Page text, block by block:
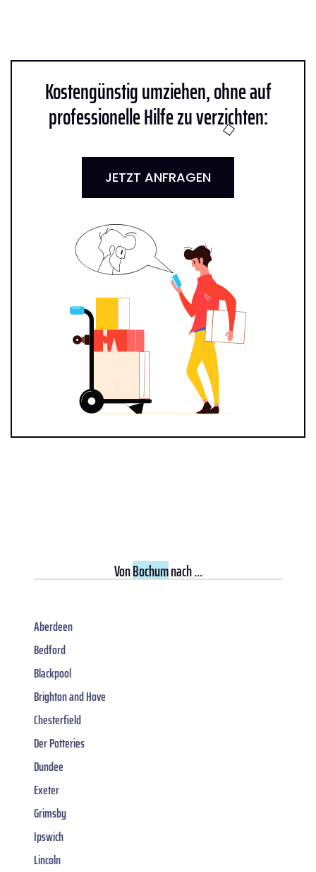
Kostengünstig umziehen, ohne auf
professionelle Hilfe zu verzichten:
JETZT ANFRAGEN
VonBochumnach ...
Aberdeen
Bedford
Blackpool
Brighton and Hove
Chesterfield
Der Potteries
Dundee
Exeter
Grimsby
Ipswich
Lincoln